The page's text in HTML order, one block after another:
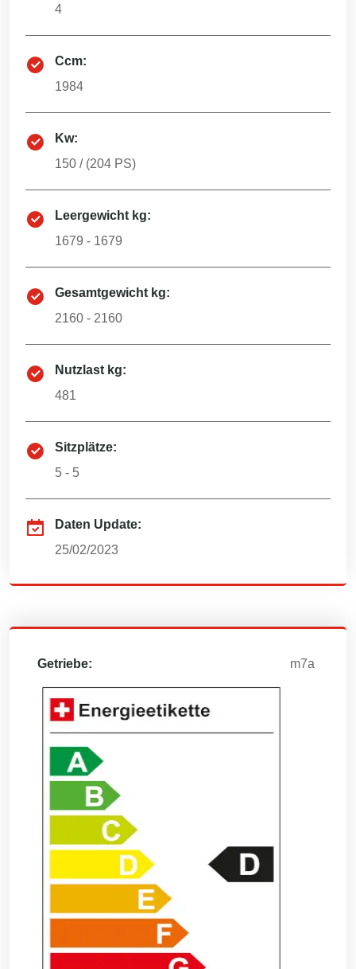
4
Ccm:
1984
Kw:
150 / (204 PS)
Leergewicht kg:
1679 - 1679
Gesamtgewicht kg:
2160 - 2160
Nutzlast kg:
481
Sitzplätze:
5 - 5
Daten Update:
25/02/2023
Getriebe: m7a